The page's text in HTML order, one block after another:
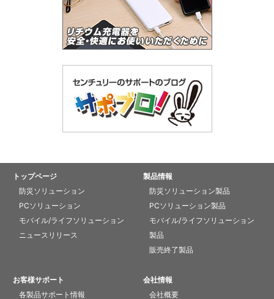
トップページ
防災ソリューション
PCソリューション
モバイル/ライフソリューション
ニュースリリース
製品情報
防災ソリューション製品
PCソリューション製品
モバイル/ライフソリューション
製品
販売終了製品
お客様サポート
各製品サポート情報
会社情報
会社概要